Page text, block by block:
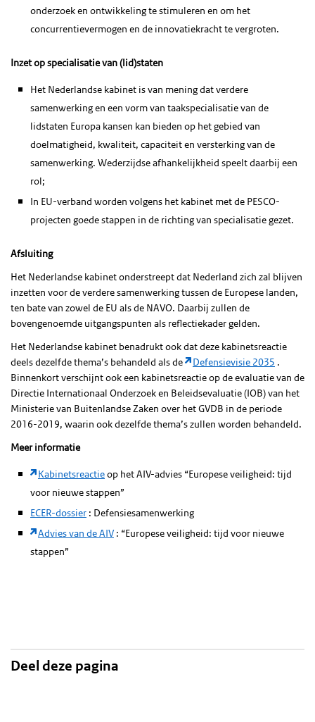
onderzoek en ontwikkeling te stimuleren en om het
concurrentievermogen en de innovatiekracht te vergroten.
Inzet op specialisatie van (lid)staten
Het Nederlandse kabinet is van mening dat verdere
samenwerking en een vorm van taakspecialisatie van de
lidstaten Europa kansen kan bieden op het gebied van
doelmatigheid, kwaliteit, capaciteit en versterking van de
samenwerking. Wederzijdse afhankelijkheid speelt daarbij een
rol;
In EU-verband worden volgens het kabinet met de PESCO-
projecten goede stappen in de richting van specialisatie gezet.
Afsluiting
Het Nederlandse kabinet onderstreept dat Nederland zich zal blijven
inzetten voor de verdere samenwerking tussen de Europese landen,
ten bate van zowel de EU als de NAVO. Daarbij zullen de
bovengenoemde uitgangspunten als reflectiekader gelden.
Het Nederlandse kabinet benadrukt ook dat deze kabinetsreactie
deels dezelfde thema’s behandeld als de
Defensievisie 2035 .
Binnenkort verschijnt ook een kabinetsreactie op de evaluatie van de
Directie Internationaal Onderzoek en Beleidsevaluatie (IOB) van het
Ministerie van Buitenlandse Zaken over het GVDB in de periode
2016-2019, waarin ook dezelfde thema’s zullen worden behandeld.
Meer informatie
Kabinetsreactieop het AIV-advies “Europese veiligheid: tijd
voor nieuwe stappen”
ECER-dossier : Defensiesamenwerking
Advies van de AIV : “Europese veiligheid: tijd voor nieuwe
stappen”
Deel deze pagina